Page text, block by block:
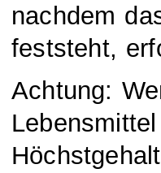
nachdem
feststeht,
Achtung: